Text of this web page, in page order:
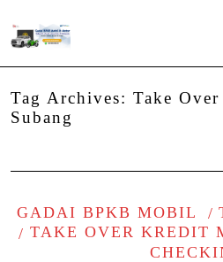
Tag Archives: Take
Subang
GADAI BPKB MOBIL
TAKE OVER KREDIT